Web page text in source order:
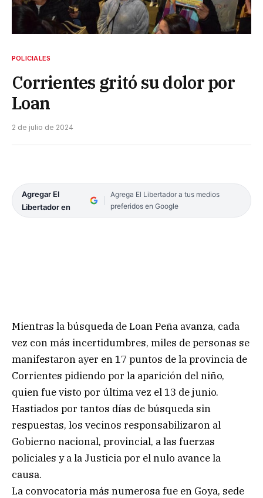
POLICIALES
Corrientes gritó su dolor por
Loan
2 de julio de 2024
Agregar El
Libertador en
Agrega El Libertador a tus medios
preferidos en Google
Mientras la búsqueda de Loan Peña avanza, cada
vez con más incertidumbres, miles de personas se
manifestaron ayer en 17 puntos de la provincia de
Corrientes pidiendo por la aparición del niño,
quien fue visto por última vez el 13 de junio.
Hastiados por tantos días de búsqueda sin
respuestas, los vecinos responsabilizaron al
Gobierno nacional, provincial, a las fuerzas
policiales y a la Justicia por el nulo avance la
causa.
La convocatoria más numerosa fue en Goya, sede